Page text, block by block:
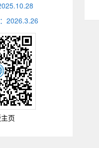
.10.28
2026.3.26
页